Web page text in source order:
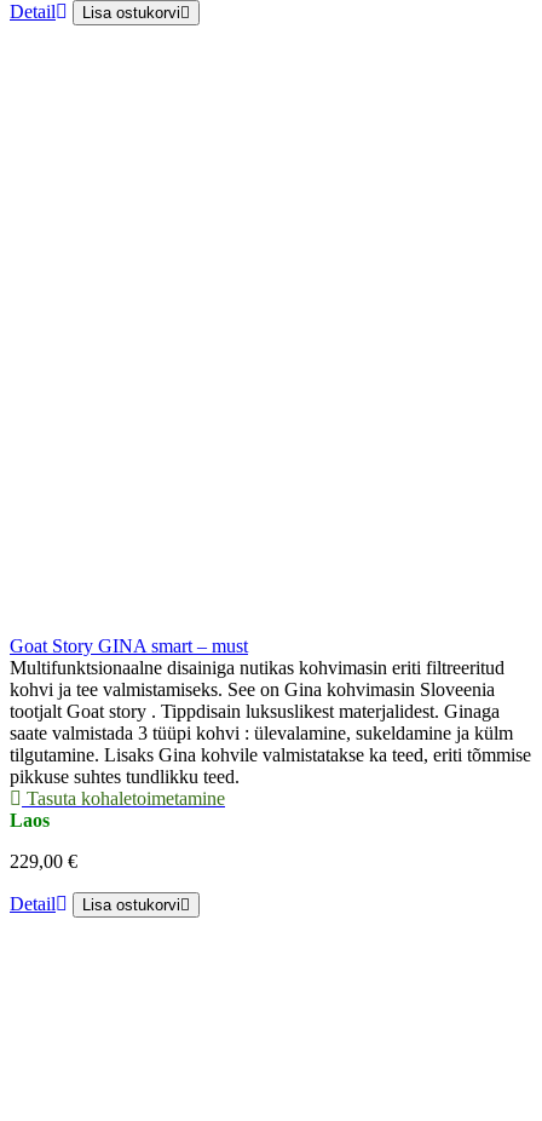
Detail Lisa ostukorvi
Goat Story GINA smart – must
Multifunktsionaalne disainiga nutikas kohvimasin eriti filtreeritud
kohvi ja tee valmistamiseks. See on Gina kohvimasin Sloveenia
tootjalt Goat story . Tippdisain luksuslikest materjalidest. Ginaga
saate valmistada 3 tüüpi kohvi : ülevalamine, sukeldamine ja külm
tilgutamine. Lisaks Gina kohvile valmistatakse ka teed, eriti tõmmise
pikkuse suhtes tundlikku teed.
Tasuta kohaletoimetamine
Laos
229,00 €
Detail Lisa ostukorvi